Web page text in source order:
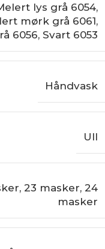
lys grå 6054,
mørk grå 6061,
6056, Svart 6053
Håndvask
Ull
, 23 masker, 24
masker